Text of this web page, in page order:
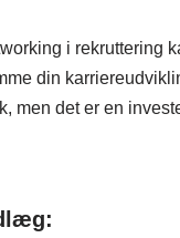
i rekruttering
din
men det er en